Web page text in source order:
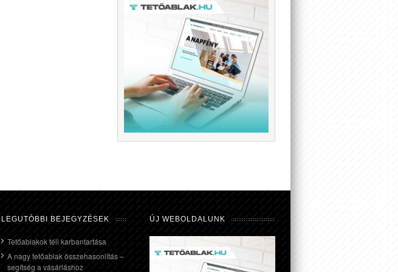
LEGUTÓBBI BEJEGYZÉSEK
Tetőablakok téli karbantartása
A nagy tetőablak összehasonlítás –
segítség a vásárláshoz
ÚJ WEBOLDALUNK